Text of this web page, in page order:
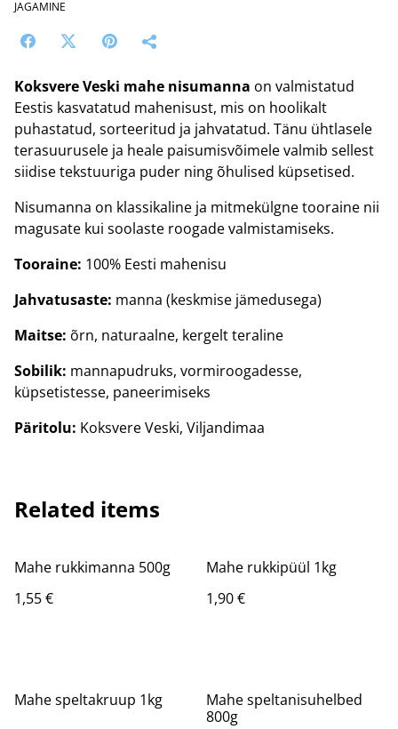
JAGAMINE
Koksvere Veski mahe nisumanna on valmistatud
Eestis kasvatatud mahenisust, mis on hoolikalt
puhastatud, sorteeritud ja jahvatatud. Tänu ühtlasele
terasuurusele ja heale paisumisvõimele valmib sellest
siidise tekstuuriga puder ning õhulised küpsetised.
Nisumanna on klassikaline ja mitmekülgne tooraine nii
magusate kui soolaste roogade valmistamiseks.
Tooraine: 100% Eesti mahenisu
Jahvatusaste: manna (keskmise jämedusega)
Maitse: õrn, naturaalne, kergelt teraline
Sobilik: mannapudruks, vormiroogadesse,
küpsetistesse, paneerimiseks
Päritolu: Koksvere Veski, Viljandimaa
Related items
Mahe rukkimanna 500g
1,55 €
Mahe rukkipüül 1kg
1,90 €
Mahe speltakruup 1kg
Mahe speltanisuhelbed
800g